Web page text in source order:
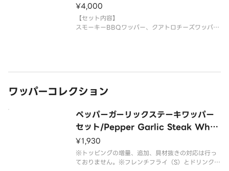
ざいます。なお、
¥4,000
【セット内容】
スモーキーBBQワッパー、クアトロチーズワッパ
※ドリンクの蓋にフィルムが貼られている場合がご
ワッパーコレクション
ペッパーガーリックステーキワッパー
セット/Pepper Garlic Steak Who
pper Set
¥1,930
※トッピングの増量、追加、具材抜きの対応は行っ
ておりません。※フレンチフライ（S）とドリンク